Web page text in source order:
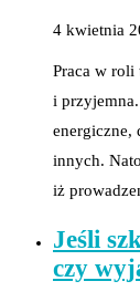
4 kwietnia
Praca w roli
i
energiczne,
innych.
iż
Jeśli
czy